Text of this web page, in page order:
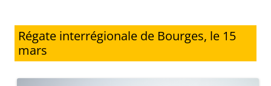
Régate interrégionale de Bourges, le 15
mars